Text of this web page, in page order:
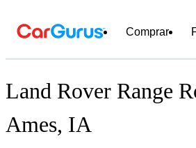
Comprar
Land Rover Range
Ames, IA